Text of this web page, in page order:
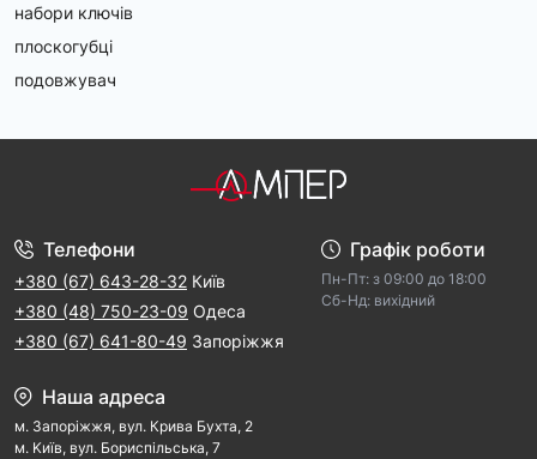
набори ключів
плоскогубці
подовжувач
Телефони
+380 (67) 643-28-32 Київ
+380 (48) 750-23-09 Одеса
+380 (67) 641-80-49 Запоріжжя
Графік роботи
Пн-Пт: з 09:00 дo 18:00
Cб-Hд: виxідний
Наша адреса
м. Запорiжжя, вул. Крива Бухта, 2
м. Kиїв, вул. Бориспільська, 7